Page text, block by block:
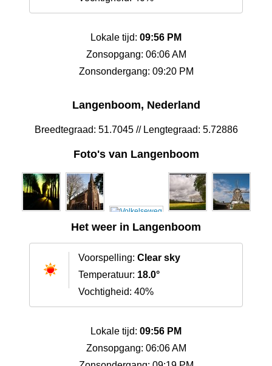
Lokale tijd: 09:56 PM
Zonsopgang: 06:06 AM
Zonsondergang: 09:20 PM
Langenboom, Nederland
Breedtegraad: 51.7045 // Lengtegraad: 5.72886
Foto's van Langenboom
Het weer in Langenboom
Voorspelling: Clear sky
Temperatuur: 18.0°
Vochtigheid: 40%
Lokale tijd: 09:56 PM
Zonsopgang: 06:06 AM